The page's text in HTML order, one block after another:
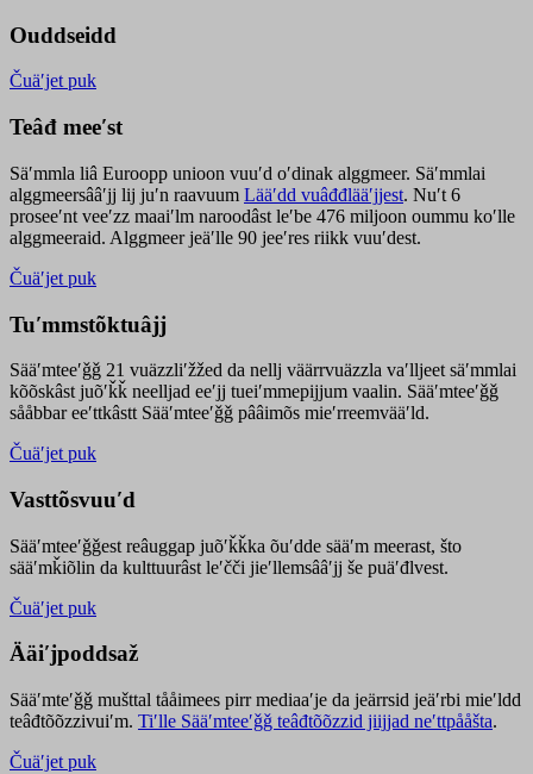
Ouddseidd
Čuäʹjet puk
Teâđ meeʹst
Säʹmmla liâ Euroopp unioon vuuʹd oʹdinak alggmeer. Säʹmmlai
alggmeersââʹjj lij juʹn raavuum Lääʹdd vuâđđlääʹjjest. Nuʹt 6
proseeʹnt veeʹzz maaiʹlm naroodâst leʹbe 476 miljoon oummu koʹlle
alggmeeraid. Alggmeer jeäʹlle 90 jeeʹres riikk vuuʹdest.
Čuäʹjet puk
Tuʹmmstõktuâjj
Sääʹmteeʹǧǧ 21 vuäzzliʹžžed da nellj väärrvuäzzla vaʹlljeet säʹmmlai
kõõskâst juõʹǩǩ neelljad eeʹjj tueiʹmmepijjum vaalin. Sääʹmteeʹǧǧ
sååbbar eeʹttkâstt Sääʹmteeʹǧǧ pââimõs mieʹrreemvääʹld.
Čuäʹjet puk
Vasttõsvuuʹd
Sääʹmteeʹǧǧest reâuggap juõʹǩǩka õuʹdde sääʹm meerast, što
sääʹmǩiõlin da kulttuurâst leʹčči jieʹllemsââʹjj še puäʹđlvest.
Čuäʹjet puk
Ääiʹjpoddsaž
Sääʹmteʹǧǧ mušttal tååimees pirr mediaaʹje da jeärrsid jeäʹrbi mieʹldd
teâđtõõzzivuiʹm. Tiʹlle Sääʹmteeʹǧǧ teâđtõõzzid jiijjad neʹttpååšta.
Čuäʹjet puk